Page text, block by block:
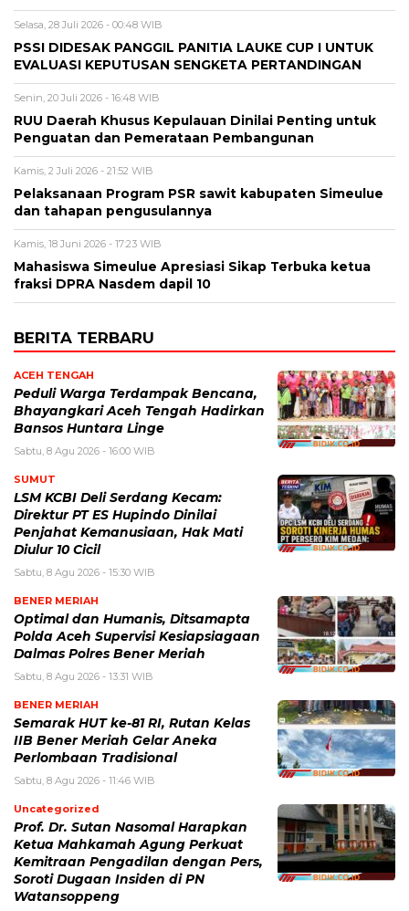
Selasa, 28 Juli 2026 - 00:48 WIB
PSSI DIDESAK PANGGIL PANITIA LAUKE CUP I UNTUK
EVALUASI KEPUTUSAN SENGKETA PERTANDINGAN
Senin, 20 Juli 2026 - 16:48 WIB
RUU Daerah Khusus Kepulauan Dinilai Penting untuk
Penguatan dan Pemerataan Pembangunan
Kamis, 2 Juli 2026 - 21:52 WIB
Pelaksanaan Program PSR sawit kabupaten Simeulue
dan tahapan pengusulannya
Kamis, 18 Juni 2026 - 17:23 WIB
Mahasiswa Simeulue Apresiasi Sikap Terbuka ketua
fraksi DPRA Nasdem dapil 10
BERITA TERBARU
ACEH TENGAH
Peduli Warga Terdampak Bencana,
Bhayangkari Aceh Tengah Hadirkan
Bansos Huntara Linge
Sabtu, 8 Agu 2026 - 16:00 WIB
SUMUT
LSM KCBI Deli Serdang Kecam:
Direktur PT ES Hupindo Dinilai
Penjahat Kemanusiaan, Hak Mati
Diulur 10 Cicil
Sabtu, 8 Agu 2026 - 15:30 WIB
BENER MERIAH
Optimal dan Humanis, Ditsamapta
Polda Aceh Supervisi Kesiapsiagaan
Dalmas Polres Bener Meriah
Sabtu, 8 Agu 2026 - 13:31 WIB
BENER MERIAH
Semarak HUT ke-81 RI, Rutan Kelas
IIB Bener Meriah Gelar Aneka
Perlombaan Tradisional
Sabtu, 8 Agu 2026 - 11:46 WIB
Uncategorized
Prof. Dr. Sutan Nasomal Harapkan
Ketua Mahkamah Agung Perkuat
Kemitraan Pengadilan dengan Pers,
Soroti Dugaan Insiden di PN
Watansoppeng